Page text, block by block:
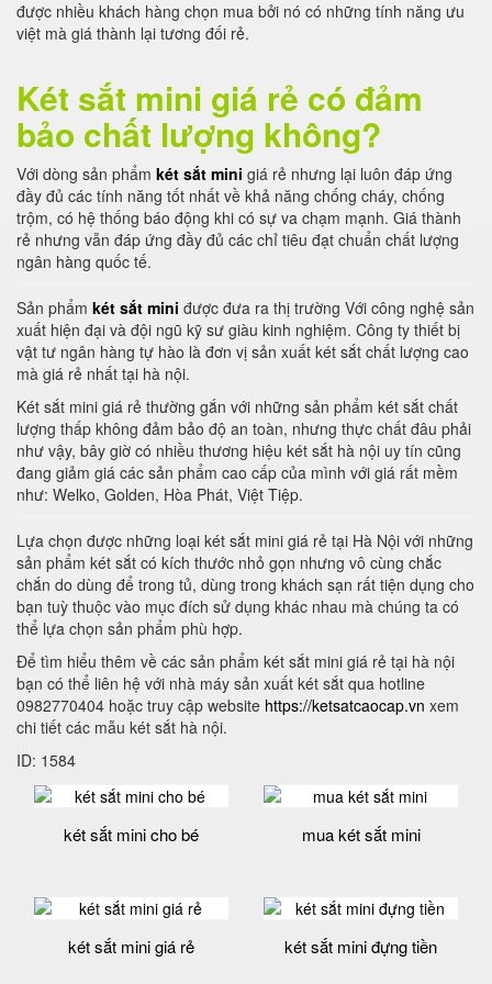
được nhiều khách hàng chọn mua bởi nó có những tính năng ưu
việt mà giá thành lại tương đối rẻ.
Két sắt mini giá rẻ có đảm
bảo chất lượng không?
Với dòng sản phẩm két sắt mini giá rẻ nhưng lại luôn đáp ứng
đầy đủ các tính năng tốt nhất về khả năng chống cháy, chống
trộm, có hệ thống báo động khi có sự va chạm mạnh. Giá thành
rẻ nhưng vẫn đáp ứng đầy đủ các chỉ tiêu đạt chuẩn chất lượng
ngân hàng quốc tế.
Sản phẩm két sắt mini được đưa ra thị trường Với công nghệ sản
xuất hiện đại và đội ngũ kỹ sư giàu kinh nghiệm. Công ty thiết bị
vật tư ngân hàng tự hào là đơn vị sản xuất két sắt chất lượng cao
mà giá rẻ nhất tại hà nội.
Két sắt mini giá rẻ thường gắn với những sản phẩm két sắt chất
lượng thấp không đảm bảo độ an toàn, nhưng thực chất đâu phải
như vậy, bây giờ có nhiều thương hiệu két sắt hà nội uy tín cũng
đang giảm giá các sản phẩm cao cấp của mình với giá rất mềm
như: Welko, Golden, Hòa Phát, Việt Tiệp.
Lựa chọn được những loại két sắt mini giá rẻ tại Hà Nội với những
sản phẩm két sắt có kích thước nhỏ gọn nhưng vô cùng chắc
chắn do dùng để trong tủ, dùng trong khách sạn rất tiện dụng cho
bạn tuỳ thuộc vào mục đích sử dụng khác nhau mà chúng ta có
thể lựa chọn sản phẩm phù hợp.
Để tìm hiểu thêm về các sản phẩm két sắt mini giá rẻ tại hà nội
bạn có thể liên hệ với nhà máy sản xuất két sắt qua hotline
0982770404 hoặc truy cập website https://ketsatcaocap.vn xem
chi tiết các mẫu két sắt hà nội.
ID: 1584
két sắt mini cho bé mua két sắt mini
két sắt mini giá rẻ két sắt mini đựng tiền